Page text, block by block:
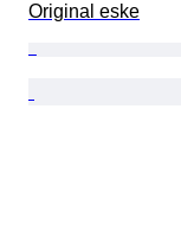
Original eske